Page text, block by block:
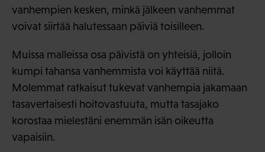
vanhempien kesken, minkä jälkeen vanhemmat
voivat siirtää halutessaan päiviä toisilleen.
Muissa malleissa osa päivistä on yhteisiä, jolloin
kumpi tahansa vanhemmista voi käyttää niitä.
Molemmat ratkaisut tukevat vanhempia jakamaan
tasavertaisesti hoitovastuuta, mutta tasajako
korostaa mielestäni enemmän isän oikeutta
vapaisiin.